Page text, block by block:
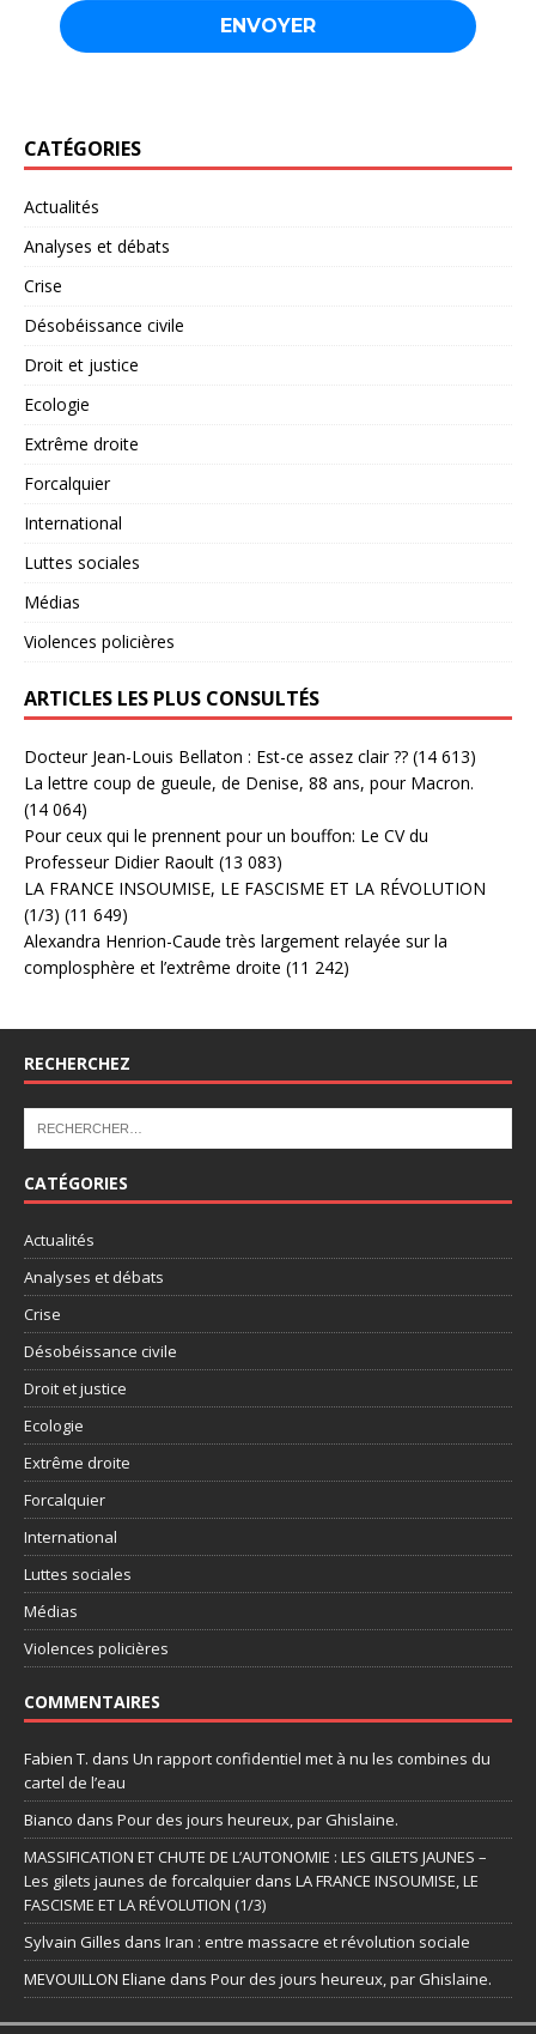
CATÉGORIES
Actualités
Analyses et débats
Crise
Désobéissance civile
Droit et justice
Ecologie
Extrême droite
Forcalquier
International
Luttes sociales
Médias
Violences policières
ARTICLES LES PLUS CONSULTÉS
Docteur Jean-Louis Bellaton : Est-ce assez clair ?? (14 613)
La lettre coup de gueule, de Denise, 88 ans, pour Macron.
(14 064)
Pour ceux qui le prennent pour un bouffon: Le CV du
Professeur Didier Raoult (13 083)
LA FRANCE INSOUMISE, LE FASCISME ET LA RÉVOLUTION
(1/3) (11 649)
Alexandra Henrion-Caude très largement relayée sur la
complosphère et l’extrême droite (11 242)
RECHERCHEZ
CATÉGORIES
Actualités
Analyses et débats
Crise
Désobéissance civile
Droit et justice
Ecologie
Extrême droite
Forcalquier
International
Luttes sociales
Médias
Violences policières
COMMENTAIRES
Fabien T. dans Un rapport confidentiel met à nu les combines du
cartel de l’eau
Bianco dans Pour des jours heureux, par Ghislaine.
MASSIFICATION ET CHUTE DE L’AUTONOMIE : LES GILETS JAUNES –
Les gilets jaunes de forcalquier dans LA FRANCE INSOUMISE, LE
FASCISME ET LA RÉVOLUTION (1/3)
Sylvain Gilles dans Iran : entre massacre et révolution sociale
MEVOUILLON Eliane dans Pour des jours heureux, par Ghislaine.